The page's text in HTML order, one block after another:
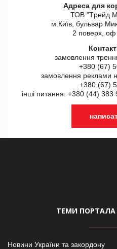
Адреса для
ТОВ "Tрейд
м.Київ, бульвар
2 поверх,
замовлення
+380 (67)
замовлення реклами
+380 (67)
інші питання: +380 (44)
ТЕМИ ПОРТАЛА
Новини України та закордону